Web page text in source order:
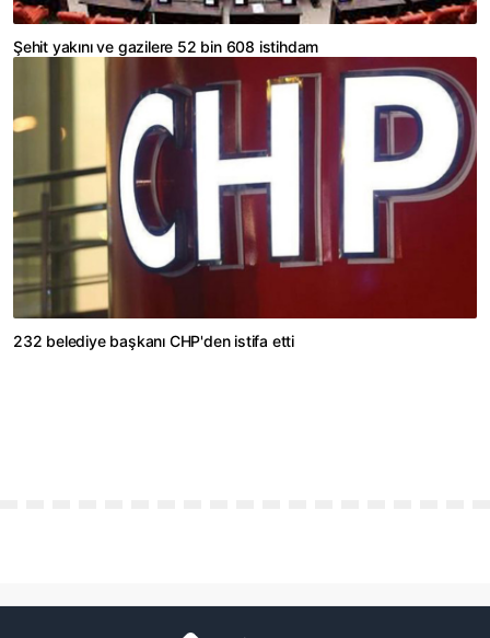
Şehit yakını ve gazilere 52 bin 608 istihdam
232 belediye başkanı CHP'den istifa etti